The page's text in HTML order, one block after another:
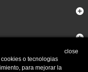
close
o tecnologias
para mejorar la